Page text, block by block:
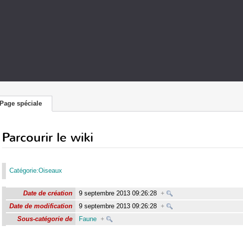
Page spéciale
Parcourir le wiki
Catégorie:Oiseaux
Date de création 9 septembre 2013 09:26:28 +
Date de modification
9 septembre 2013 09:26:28 +
Sous-catégorie de
Faune +